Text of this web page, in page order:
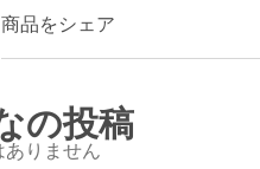
商品をシェア
の投稿
ありません